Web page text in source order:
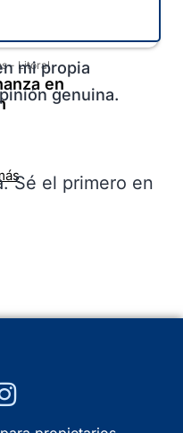
- Litoral
en
mi propia
genuina.
Sé el primero en